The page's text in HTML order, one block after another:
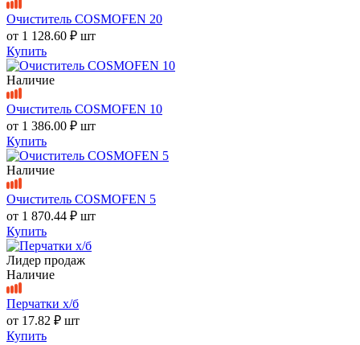
Очиститель COSMOFEN 20
от 1 128.60 ₽ шт
Купить
Наличие
Очиститель COSMOFEN 10
от 1 386.00 ₽ шт
Купить
Наличие
Очиститель COSMOFEN 5
от 1 870.44 ₽ шт
Купить
Лидер продаж
Наличие
Перчатки х/б
от 17.82 ₽ шт
Купить